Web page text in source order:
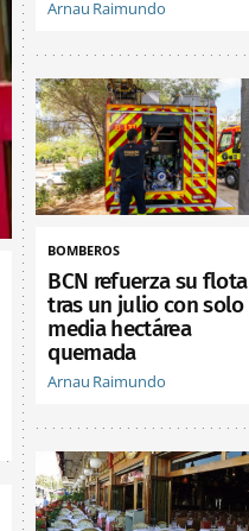
Arnau Raimundo
BOMBEROS
BCN refuerza su flota
tras un julio con solo
media hectárea
quemada
Arnau Raimundo